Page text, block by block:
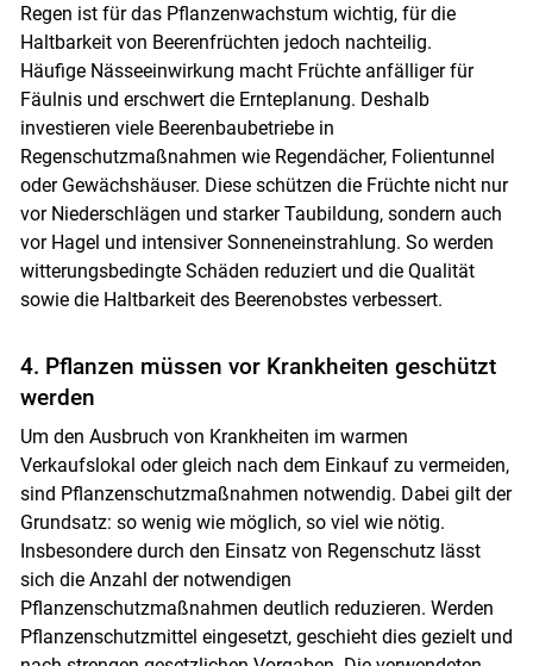
Regen ist für das Pflanzenwachstum wichtig, für die
Haltbarkeit von Beerenfrüchten jedoch nachteilig.
Häufige Nässeeinwirkung macht Früchte anfälliger für
Fäulnis und erschwert die Ernteplanung. Deshalb
investieren viele Beerenbaubetriebe in
Regenschutzmaßnahmen wie Regendächer, Folientunnel
oder Gewächshäuser. Diese schützen die Früchte nicht nur
vor Niederschlägen und starker Taubildung, sondern auch
vor Hagel und intensiver Sonneneinstrahlung. So werden
witterungsbedingte Schäden reduziert und die Qualität
sowie die Haltbarkeit des Beerenobstes verbessert.
4. Pflanzen müssen vor Krankheiten geschützt
werden
Um den Ausbruch von Krankheiten im warmen
Verkaufslokal oder gleich nach dem Einkauf zu vermeiden,
sind Pflanzenschutzmaßnahmen notwendig. Dabei gilt der
Grundsatz: so wenig wie möglich, so viel wie nötig.
Insbesondere durch den Einsatz von Regenschutz lässt
sich die Anzahl der notwendigen
Pflanzenschutzmaßnahmen deutlich reduzieren. Werden
Pflanzenschutzmittel eingesetzt, geschieht dies gezielt und